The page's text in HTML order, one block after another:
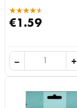
★★★★★
€1.59